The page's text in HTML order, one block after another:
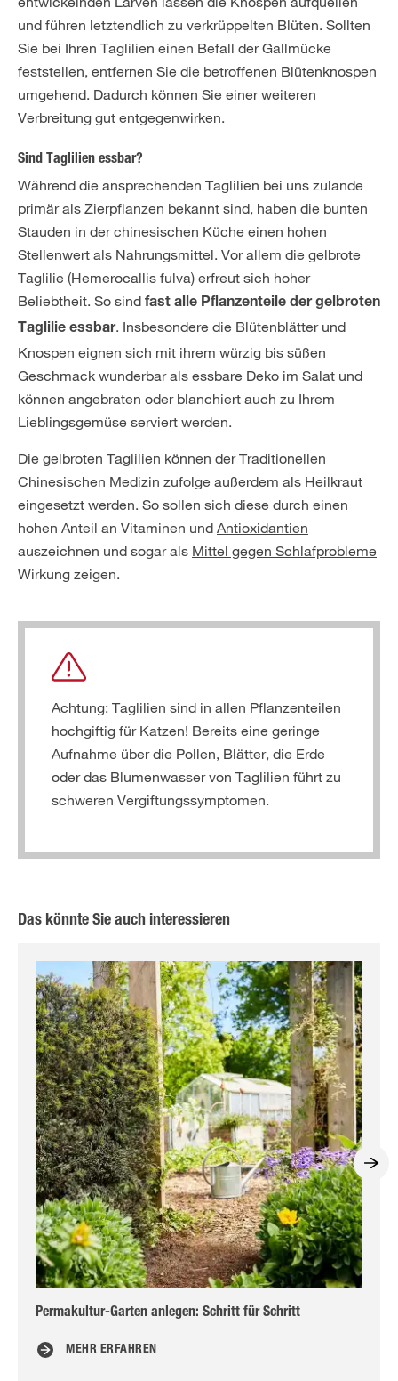
und führen letztendlich zu verkrüppelten Blüten. Sollten
Sie bei Ihren Taglilien einen Befall der Gallmücke
feststellen, entfernen Sie die betroffenen Blütenknospen
umgehend. Dadurch können Sie einer weiteren
Verbreitung gut entgegenwirken.
Sind Taglilien essbar?
Während die ansprechenden Taglilien bei uns zulande
primär als Zierpflanzen bekannt sind, haben die bunten
Stauden in der chinesischen Küche einen hohen
Stellenwert als Nahrungsmittel. Vor allem die gelbrote
Taglilie (Hemerocallis fulva) erfreut sich hoher
Beliebtheit. So sind fast alle Pflanzenteile der gelbroten
Taglilie essbar. Insbesondere die Blütenblätter und
Knospen eignen sich mit ihrem würzig bis süßen
Geschmack wunderbar als essbare Deko im Salat und
können angebraten oder blanchiert auch zu Ihrem
Lieblingsgemüse serviert werden.
Die gelbroten Taglilien können der Traditionellen
Chinesischen Medizin zufolge außerdem als Heilkraut
eingesetzt werden. So sollen sich diese durch einen
hohen Anteil an Vitaminen und Antioxidantien
auszeichnen und sogar als Mittel gegen Schlafprobleme
Wirkung zeigen.
Achtung: Taglilien sind in allen Pflanzenteilen
hochgiftig für Katzen! Bereits eine geringe
Aufnahme über die Pollen, Blätter, die Erde
oder das Blumenwasser von Taglilien führt zu
schweren Vergiftungssymptomen.
Das könnte Sie auch interessieren
Permakultur-Garten anlegen: Schritt für Schritt
MEHR ERFAHREN